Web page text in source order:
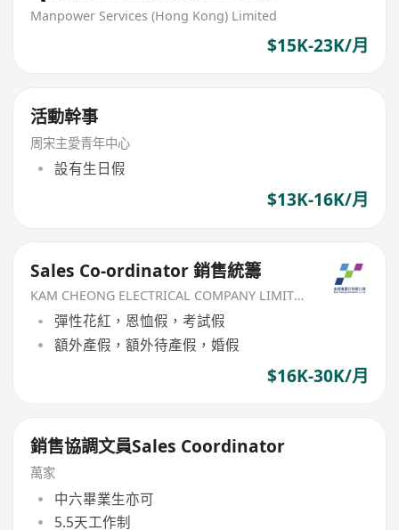
Project]
Manpower Services (Hong Kong) Limited
$15K-23K/月
活動幹事
周宋主愛青年中心
設有生日假
$13K-16K/月
Sales Co-ordinator 銷售統籌
KAM CHEONG ELECTRICAL COMPANY LIMITED
彈性花紅，恩恤假，考試假
額外產假，額外待產假，婚假
$16K-30K/月
銷售協調文員Sales Coordinator
萬家
中六畢業生亦可
5.5天工作制